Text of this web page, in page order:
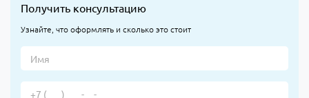
Получить консультацию
Узнайте, что оформлять и сколько это стоит